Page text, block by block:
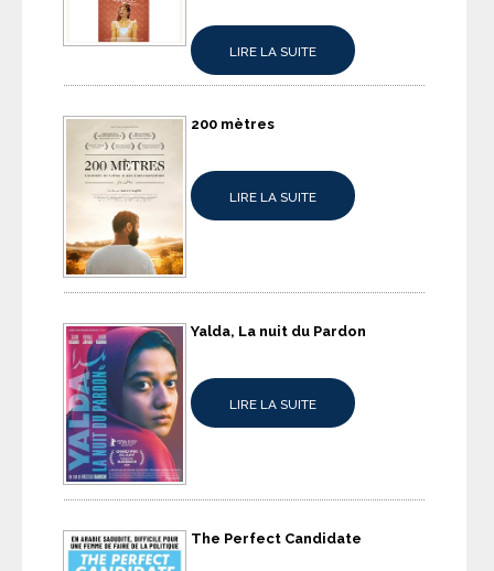
LIRE LA SUITE
200 mètres
LIRE LA SUITE
Yalda, La nuit du Pardon
LIRE LA SUITE
The Perfect Candidate